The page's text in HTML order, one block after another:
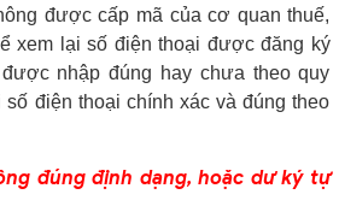
được cấp mã của cơ quan thuế,
xem lại số điện thoại được đăng ký
nhập đúng hay chưa theo quy
điện thoại chính xác và đúng theo
đúng định dạng, hoặc dư ký tự